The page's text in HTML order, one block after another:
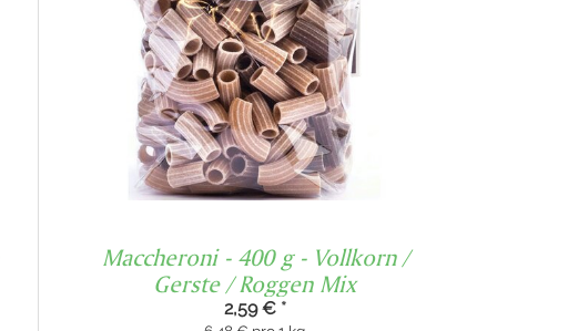
Maccheroni - 400 g - Vollkorn /
Gerste / Roggen Mix
2,59 € *